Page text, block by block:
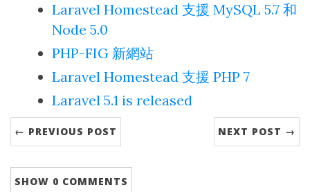
Laravel Homestead 支援 MySQL 5.7 和
Node 5.0
PHP-FIG 新網站
Laravel Homestead 支援 PHP 7
Laravel 5.1 is released
← PREVIOUS POST NEXT POST →
SHOW 0 COMMENTS